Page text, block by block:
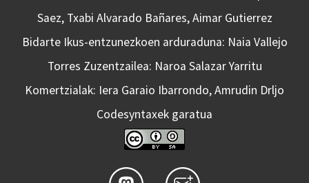
Saez, Txabi Alvarado Bañares, Aimar Gutierrez
Bidarte Ikus-entzunezkoen arduraduna: Naia Vallejo
Torres Zuzentzailea: Naroa Salazar Yarritu
Komertzialak: Iera Garaio Ibarrondo, Amrudin Drljo
Codesyntaxek garatua